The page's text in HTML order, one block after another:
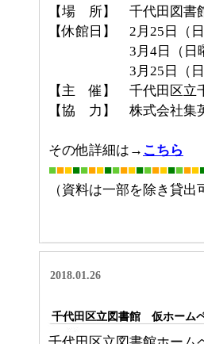
【場 所】 千代田図書
【休館日】 2月25日（
3月4日（日曜日
3月25日（日
【主 催】 千代田区立
【協 力】 株式会社集
その他詳細は→ こちら
■■■■■■■■■■■■■■■■■■■
（資料は一部を除き貸
2018.01.26
千代田区立図書館 仮ホーム